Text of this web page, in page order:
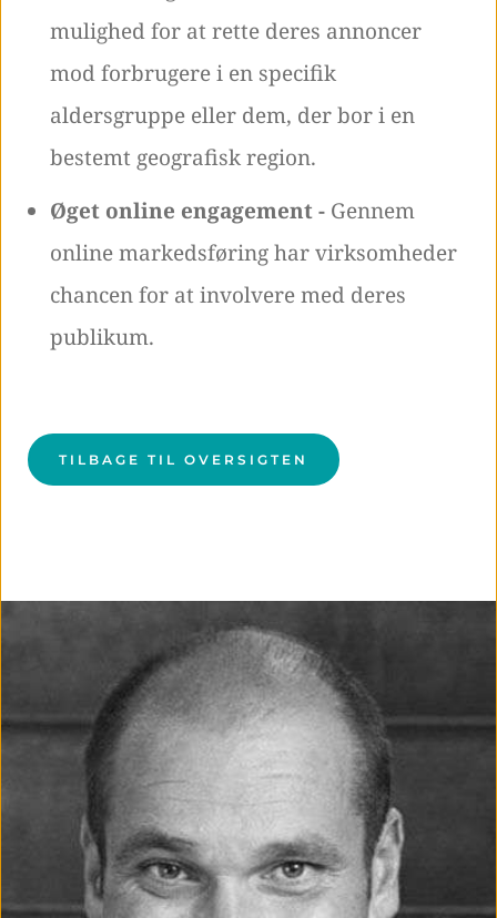
mulighed for at rette deres annoncer
mod forbrugere i en specifik
aldersgruppe eller dem, der bor i en
bestemt geografisk region.
Øget online engagement - Gennem
online markedsføring har virksomheder
chancen for at involvere med deres
publikum.
TILBAGE TIL OVERSIGTEN